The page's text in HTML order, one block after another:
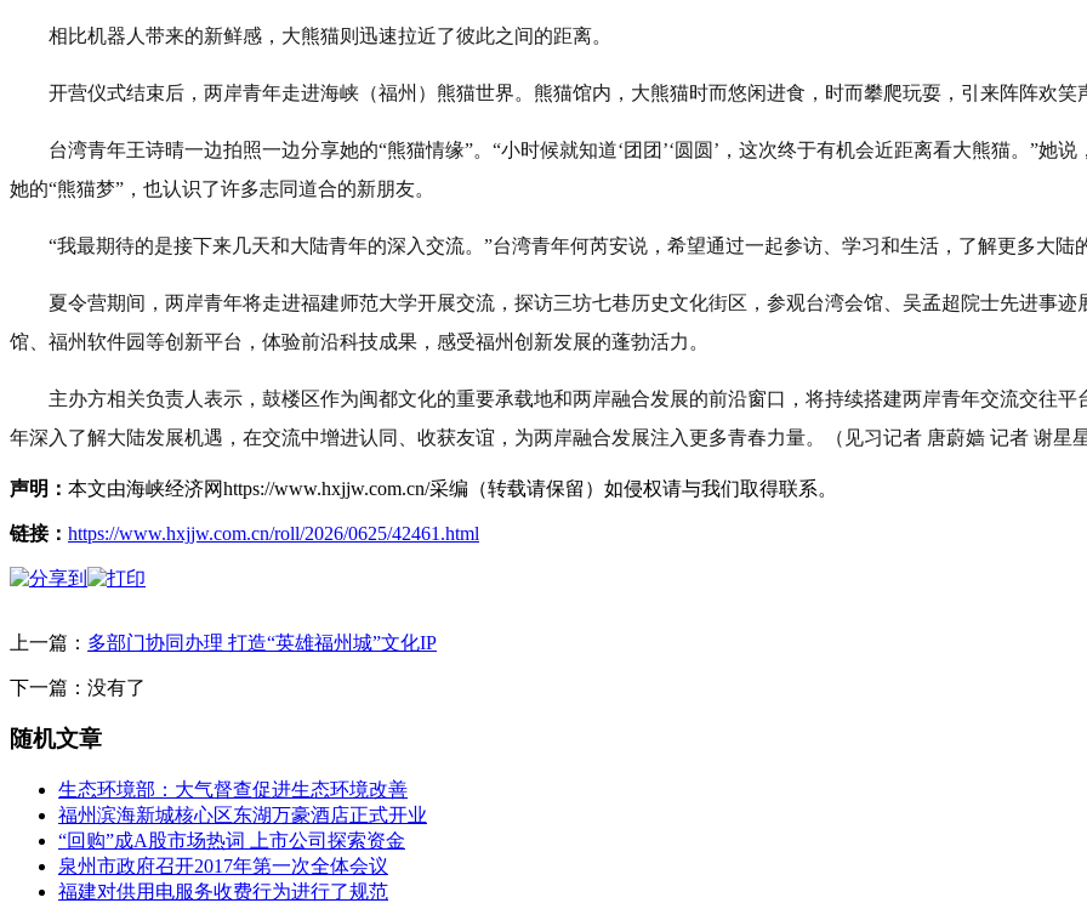
相比机器人带来的新鲜感，大熊猫则迅速拉近了彼此之间的距离。
开营仪式结束后，两岸青年走进海峡（福州）熊猫世界。熊猫馆内，大熊猫时而悠闲进食，时而攀爬玩耍，引来阵阵欢笑
台湾青年王诗晴一边拍照一边分享她的“熊猫情缘”。“小时候就知道‘团团’‘圆圆’，这次终于有机会近距离看大熊猫。”她
她的“熊猫梦”，也认识了许多志同道合的新朋友。
“我最期待的是接下来几天和大陆青年的深入交流。”台湾青年何芮安说，希望通过一起参访、学习和生活，了解更多大
夏令营期间，两岸青年将走进福建师范大学开展交流，探访三坊七巷历史文化街区，参观台湾会馆、吴孟超院士先进事
馆、福州软件园等创新平台，体验前沿科技成果，感受福州创新发展的蓬勃活力。
主办方相关负责人表示，鼓楼区作为闽都文化的重要承载地和两岸融合发展的前沿窗口，将持续搭建两岸青年交流交往
年深入了解大陆发展机遇，在交流中增进认同、收获友谊，为两岸融合发展注入更多青春力量。（见习记者 唐蔚嫱 记者 谢星
声明： 本文由海峡经济网https://www.hxjjw.com.cn/采编（转载请保留）如侵权请与我们取得联系。
链接： https://www.hxjjw.com.cn/roll/2026/0625/42461.html
上一篇： 多部门协同办理 打造“英雄福州城”文化IP
下一篇：没有了
随机文章
生态环境部：大气督查促进生态环境改善
福州滨海新城核心区东湖万豪酒店正式开业
“回购”成A股市场热词 上市公司探索资金
泉州市政府召开2017年第一次全体会议
福建对供用电服务收费行为进行了规范